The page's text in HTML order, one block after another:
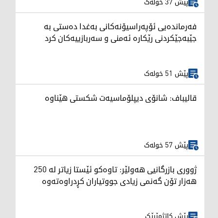
فەرماندەیی ئۆپەراسیۆنەکانی بەغدا دەستی بە
جێبەجێکردنی رێکارە ئەمنی و سەربازییەکان کرد
پێش 51 خولەک
قالیباف: شانۆی دیپلۆماسیەت شکستی هێناوە
پێش 57 خولەک
ژووری بازرگانیی هەولێر: تاوەکو ئێستا زیاتر لە 250
هەزار تۆن گەنمی زیادی جووتیاران کڕدراوەتەوە